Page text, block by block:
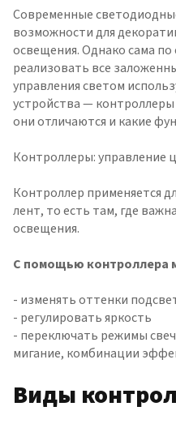
Современные
возможности для
освещения. Однако сама по
реализовать все
управления светом
устройства —
они отличаются и какие
Контроллеры: управление
Контроллер применяется
лент, то есть там, где
освещения.
С помощью контроллера
- изменять оттенки
- регулировать яркость
- переключать режимы
мигание, комбинации
Виды